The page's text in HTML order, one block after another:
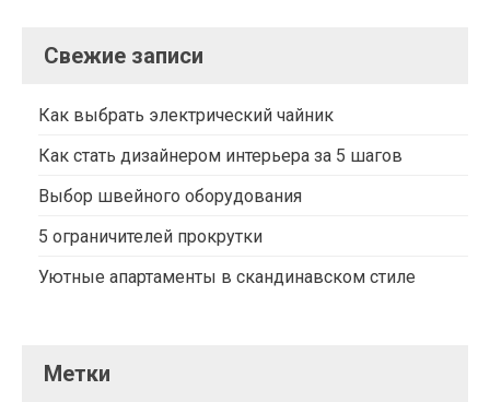
Свежие записи
Как выбрать электрический чайник
Как стать дизайнером интерьера за 5 шагов
Выбор швейного оборудования
5 ограничителей прокрутки
Уютные апартаменты в скандинавском стиле
Метки